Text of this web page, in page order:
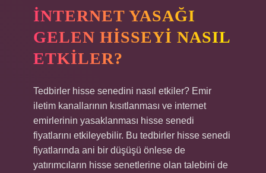
İNTERNET YASAĞI
GELEN HISSEYI NASIL
ETKILER?
Tedbirler hisse senedini nasıl etkiler? Emir
iletim kanallarının kısıtlanması ve internet
emirlerinin yasaklanması hisse senedi
fiyatlarını etkileyebilir. Bu tedbirler hisse senedi
fiyatlarında ani bir düşüşü önlese de
yatırımcıların hisse senetlerine olan talebini de